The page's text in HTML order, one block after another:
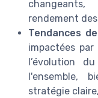
rendement
Tendances
impactées
l’évolution
l'ensemble,
stratégie